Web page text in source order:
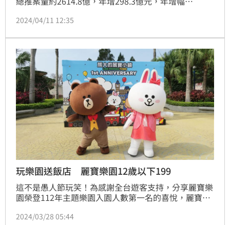
溫不火水位，但明顯比去年好，除了建商延後推案，也
計Q2將很有看頭。（陳韋帆）
2024/04/11 12:35
玩樂園送飯店 麗寶樂園12歲以下199
這不是愚人節玩笑！為感謝全台遊客支持，分享麗寶樂
園榮登112年主題樂園入園人數第一名的喜悅，麗寶樂
$3,999元，官網限搶從4/1(一)上午10:00至
2024/03/28 05:44